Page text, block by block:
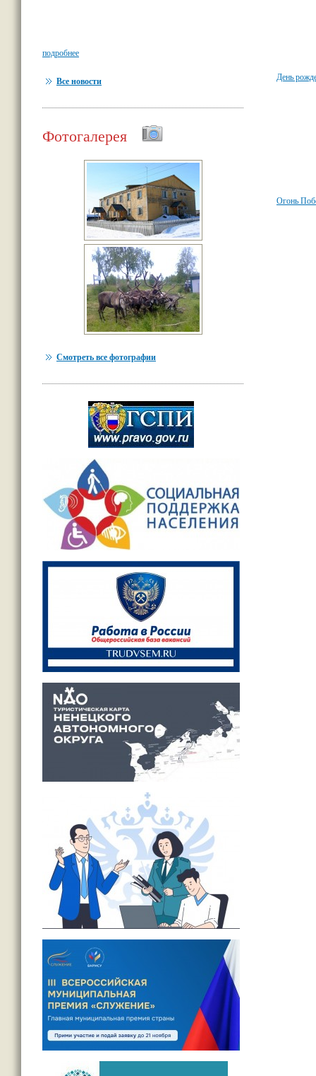
подробнее
Все новости
Фотогалерея
Смотреть все фотографии
День
Огонь